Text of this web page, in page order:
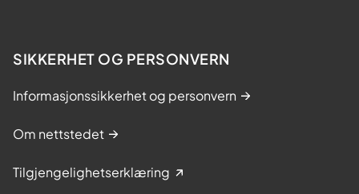
SIKKERHET OG PERSONVERN
Informasjonssikkerhet og personvern
Om nettstedet
Tilgjengelighetserklæring